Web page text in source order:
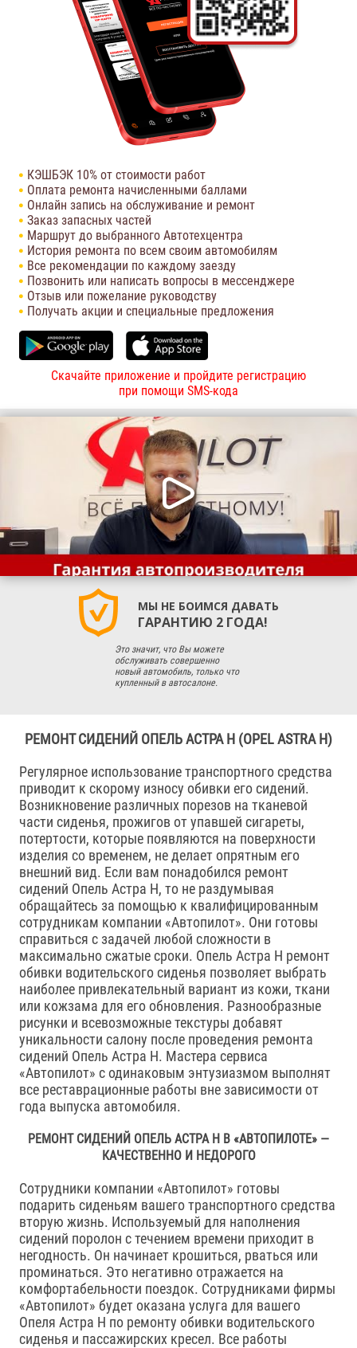
КЭШБЭК 10% от стоимости работ
Оплата ремонта начисленными баллами
Онлайн запись на обслуживание и ремонт
Заказ запасных частей
Маршрут до выбранного Автотехцентра
История ремонта по всем своим автомобилям
Все рекомендации по каждому заезду
Позвонить или написать вопросы в мессенджере
Отзыв или пожелание руководству
Получать акции и специальные предложения
Скачайте приложение и пройдите регистрацию
при помощи SMS-кода
МЫ НЕ БОИМСЯ ДАВАТЬ
ГАРАНТИЮ 2 ГОДА!
Это значит, что Вы можете
обслуживать совершенно
новый автомобиль, только что
купленный в автосалоне.
РЕМОНТ СИДЕНИЙ ОПЕЛЬ АСТРА H (OPEL ASTRA H)
Регулярное использование транспортного средства
приводит к скорому износу обивки его сидений.
Возникновение различных порезов на тканевой
части сиденья, прожигов от упавшей сигареты,
потертости, которые появляются на поверхности
изделия со временем, не делает опрятным его
внешний вид. Если вам понадобился ремонт
сидений Опель Астра H, то не раздумывая
обращайтесь за помощью к квалифицированным
сотрудникам компании «Автопилот». Они готовы
справиться с задачей любой сложности в
максимально сжатые сроки. Опель Астра H ремонт
обивки водительского сиденья позволяет выбрать
наиболее привлекательный вариант из кожи, ткани
или кожзама для его обновления. Разнообразные
рисунки и всевозможные текстуры добавят
уникальности салону после проведения ремонта
сидений Опель Астра H. Мастера сервиса
«Автопилот» с одинаковым энтузиазмом выполнят
все реставрационные работы вне зависимости от
года выпуска автомобиля.
РЕМОНТ СИДЕНИЙ ОПЕЛЬ АСТРА H В «АВТОПИЛОТЕ» —
КАЧЕСТВЕННО И НЕДОРОГО
Сотрудники компании «Автопилот» готовы
подарить сиденьям вашего транспортного средства
вторую жизнь. Используемый для наполнения
сидений поролон с течением времени приходит в
негодность. Он начинает крошиться, рваться или
проминаться. Это негативно отражается на
комфортабельности поездок. Сотрудниками фирмы
«Автопилот» будет оказана услуга для вашего
Опеля Астра H по ремонту обивки водительского
сиденья и пассажирских кресел. Все работы